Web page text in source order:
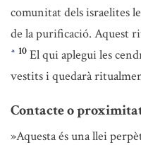
comunitat dels israelites
de la purificació. Aquest
* 10 El qui aplegui les
vestits i quedarà
Contacte o
»Aquesta és una llei